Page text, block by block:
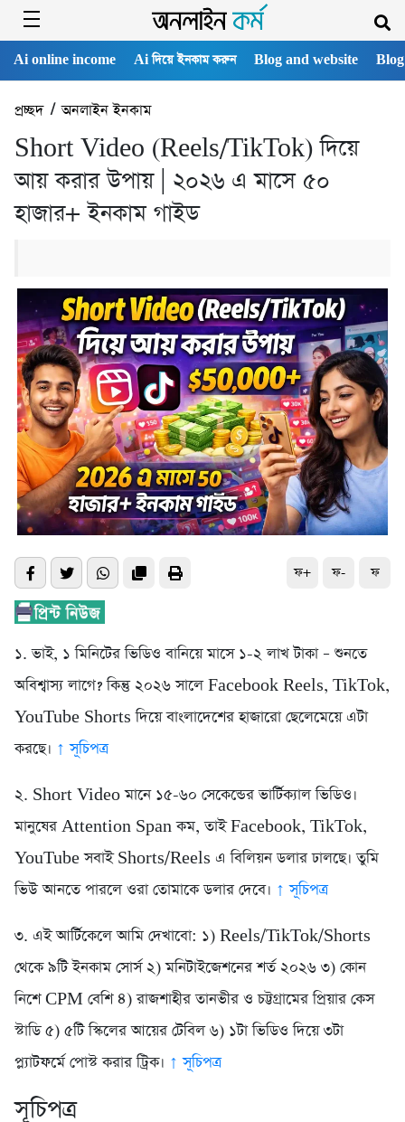
Ai online income Ai দিয়ে ইনকাম করুন Blog and website
প্রচ্ছদ/অনলাইন ইনকাম
Short Video (Reels/TikTok) দিয়ে
আয় করার উপায় | ২০২৬ এ মাসে ৫০
হাজার+ ইনকাম গাইড
ফ+ ফ- ফ
১. ভাই, ১ মিনিটের ভিডিও বানিয়ে মাসে ১-২ লাখ টাকা – শুনতে
অবিশ্বাস্য লাগে? কিন্তু ২০২৬ সালে Facebook Reels, TikTok,
YouTube Shorts দিয়ে বাংলাদেশের হাজারো ছেলেমেয়ে এটা
করছে। ↑ সূচিপত্র
২. Short Video মানে ১৫-৬০ সেকেন্ডের ভার্টিক্যাল ভিডিও।
মানুষের Attention Span কম, তাই Facebook, TikTok,
YouTube সবাই Shorts/Reels এ বিলিয়ন ডলার ঢালছে। তুমি
ভিউ আনতে পারলে ওরা তোমাকে ডলার দেবে। ↑ সূচিপত্র
৩. এই আর্টিকেলে আমি দেখাবো: ১) Reels/TikTok/Shorts
থেকে ৯টি ইনকাম সোর্স ২) মনিটাইজেশনের শর্ত ২০২৬ ৩) কোন
নিশে CPM বেশি ৪) রাজশাহীর তানভীর ও চট্টগ্রামের প্রিয়ার কেস
স্টাডি ৫) ৫টি স্কিলের আয়ের টেবিল ৬) ১টা ভিডিও দিয়ে ৩টা
প্ল্যাটফর্মে পোস্ট করার ট্রিক। ↑ সূচিপত্র
সূচিপত্র